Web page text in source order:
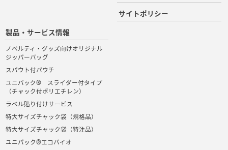
製品・サービス情報
ノベルティ・グッズ向けオリジナル
ジッパーバッグ
スパウト付パウチ
ユニパック® スライダー付タイプ
（チャック付ポリエチレン）
ラベル貼り付けサービス
特大サイズチャック袋（規格品）
特大サイズチャック袋（特注品）
ユニパック®エコバイオ
サイトポリシー